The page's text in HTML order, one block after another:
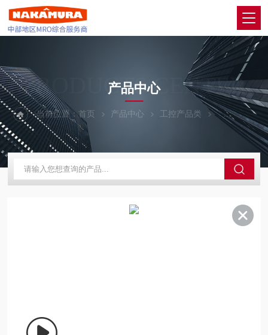
PRODUCTS CENTER
产品中心
当前位置：首页 产品中心 工控产品类 OMRON欧姆